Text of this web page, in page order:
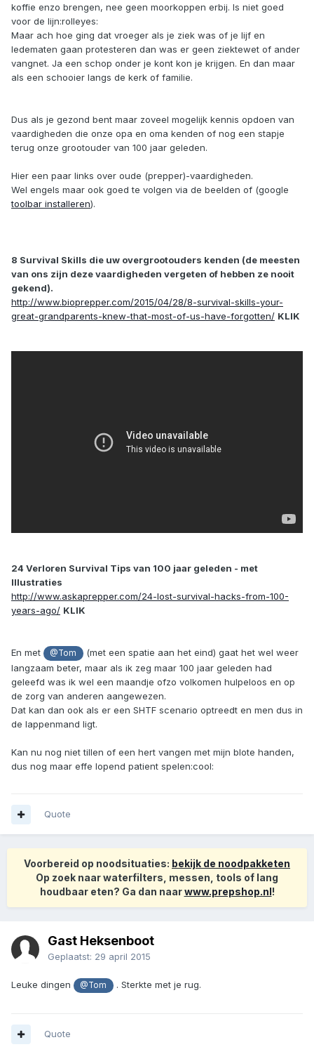
koffie enzo brengen, nee geen moorkoppen erbij. Is niet goed
voor de lijn:rolleyes:
Maar ach hoe ging dat vroeger als je ziek was of je lijf en
ledematen gaan protesteren dan was er geen ziektewet of ander
vangnet. Ja een schop onder je kont kon je krijgen. En dan maar
als een schooier langs de kerk of familie.
Dus als je gezond bent maar zoveel mogelijk kennis opdoen van
vaardigheden die onze opa en oma kenden of nog een stapje
terug onze grootouder van 100 jaar geleden.
Hier een paar links over oude (prepper)-vaardigheden.
Wel engels maar ook goed te volgen via de beelden of (google
toolbar installeren).
8 Survival Skills die uw overgrootouders kenden (de meesten
van ons zijn deze vaardigheden vergeten of hebben ze nooit
gekend).
http://www.bioprepper.com/2015/04/28/8-survival-skills-your-
great-grandparents-knew-that-most-of-us-have-forgotten/ KLIK
24 Verloren Survival Tips van 100 jaar geleden - met
Illustraties
http://www.askaprepper.com/24-lost-survival-hacks-from-100-
years-ago/ KLIK
En met @Tom
(met een spatie aan het eind) gaat het wel weer
langzaam beter, maar als ik zeg maar 100 jaar geleden had
geleefd was ik wel een maandje ofzo volkomen hulpeloos en op
de zorg van anderen aangewezen.
Dat kan dan ook als er een SHTF scenario optreedt en men dus in
de lappenmand ligt.
Kan nu nog niet tillen of een hert vangen met mijn blote handen,
dus nog maar effe lopend patient spelen:cool:
Quote
Voorbereid op noodsituaties: bekijk de noodpakketen
Op zoek naar waterfilters, messen, tools of lang
houdbaar eten? Ga dan naarwww.prepshop.nl!
Gast Heksenboot
Geplaatst: 29 april 2015
Leuke dingen @Tom . Sterkte met je rug.
Quote